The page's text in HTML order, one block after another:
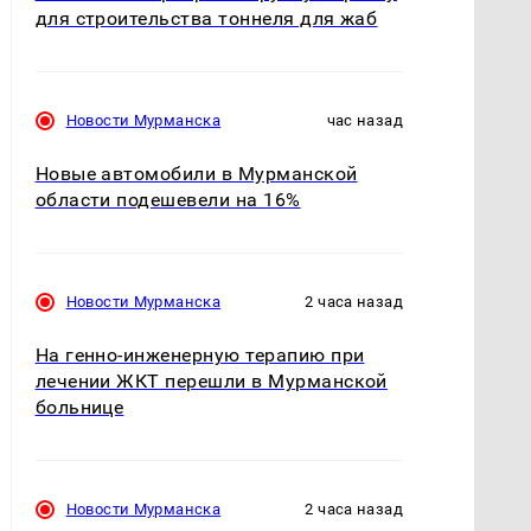
для строительства тоннеля для жаб
Новости Мурманска час назад
Новые автомобили в Мурманской
области подешевели на 16%
Новости Мурманска 2 часа назад
На генно-инженерную терапию при
лечении ЖКТ перешли в Мурманской
больнице
Новости Мурманска 2 часа назад